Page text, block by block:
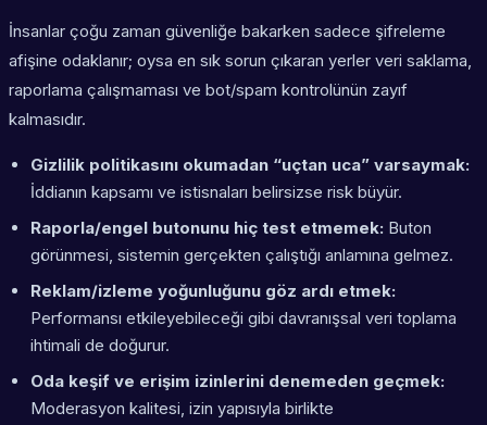
İnsanlar çoğu zaman güvenliğe bakarken sadece şifreleme
afişine odaklanır; oysa en sık sorun çıkaran yerler veri saklama,
raporlama çalışmaması ve bot/spam kontrolünün zayıf
kalmasıdır.
Gizlilik politikasını okumadan “uçtan uca” varsaymak:
İddianın kapsamı ve istisnaları belirsizse risk büyür.
Raporla/engel butonunu hiç test etmemek: Buton
görünmesi, sistemin gerçekten çalıştığı anlamına gelmez.
Reklam/izleme yoğunluğunu göz ardı etmek:
Performansı etkileyebileceği gibi davranışsal veri toplama
ihtimali de doğurur.
Oda keşif ve erişim izinlerini denemeden geçmek:
Moderasyon kalitesi, izin yapısıyla birlikte